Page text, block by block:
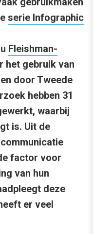
serie Infographic
Fleishman-
het gebruik van
door Tweede
hebben 31
waarbij
is. Uit de
factor voor
van hun
deze
er veel